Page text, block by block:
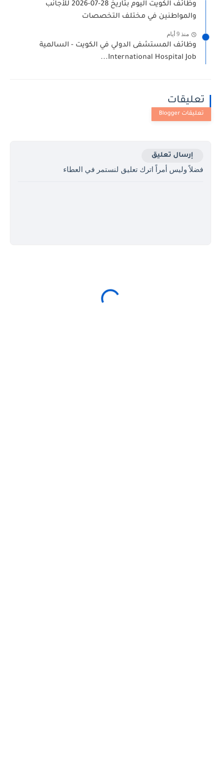
وظائف الكويت اليوم بتاريخ 28-07-2026 للأجانب
والمواطنين في مختلف التخصصات
منذ 9 أيام
وظائف المستشفى الدولي في الكويت - السالمية
International Hospital Job...
تعليقات
إرسال تعليق
فضلاً وليس أمراً اترك تعليق لنستمر في العطاء